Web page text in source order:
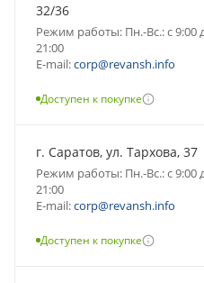
32/36
Режим работы: Пн.-Вс.: с 9:00
21:00
E-mail:corp@revansh.info
Доступен к покупке
г. Саратов, ул. Тархова, 37
Режим работы: Пн.-Вс.: с 9:00
21:00
E-mail:corp@revansh.info
Доступен к покупке